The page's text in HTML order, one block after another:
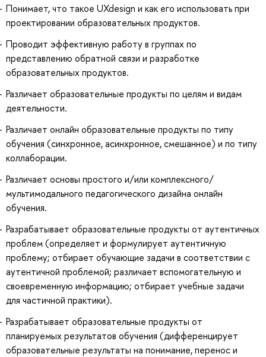
Понимает, что такое UXdesign и как его использовать при
проектировании образовательных продуктов.
Проводит эффективную работу в группах по
представлению обратной связи и разработке
образовательных продуктов.
Различает образовательные продукты по целям и видам
деятельности.
Различает онлайн образовательные продукты по типу
обучения (синхронное, асинхронное, смешанное) и по типу
коллаборации.
Различает основы простого и/или комплексного/
мультимодального педагогического дизайна онлайн
обучения.
Разрабатывает образовательные продукты от аутентичных
проблем (определяет и формулирует аутентичную
проблему; отбирает обучающие задачи в соответствии с
аутентичной проблемой; различает вспомогательную и
своевременную информацию; отбирает учебные задачи
для частичной практики).
Разрабатывает образовательные продукты от
планируемых результатов обучения (дифференцирует
образовательные результаты на понимание, перенос и